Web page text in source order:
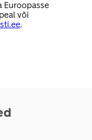
Euroopasse
või
.